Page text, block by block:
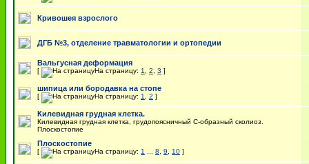
Кривошея взрослого
ДГБ №3, отделение травматологии и ортопедии
Вальгусная деформация
[ На страницу: 1 2 3 ]
шипица или бородавка на стопе
[ На страницу: 1 2 ]
Килевидная грудная клетка.
Килевидная грудная клетка, грудопоясничный С-образный сколиоз.
Плоскостопие
Плоскостопие
[ На страницу: 1 8 9 10 ]